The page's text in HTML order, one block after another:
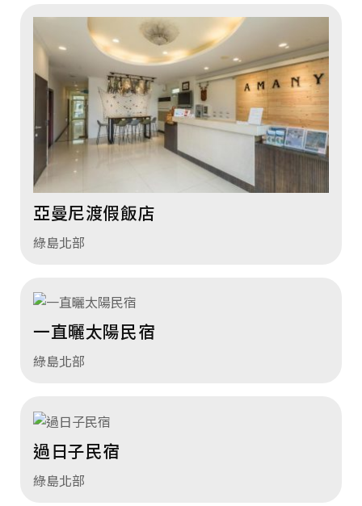
亞曼尼渡假飯店
綠島北部
一直曬太陽民宿
綠島北部
過日子民宿
綠島北部